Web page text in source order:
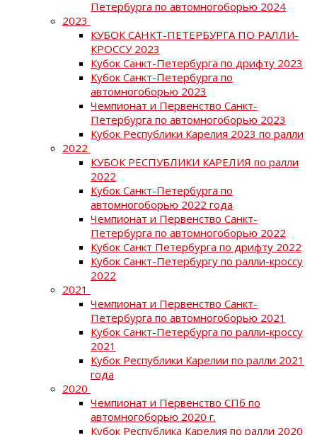
Петербурга по автомногоборью 2024
2023
КУБОК САНКТ-ПЕТЕРБУРГА ПО РАЛЛИ-
КРОССУ 2023
Кубок Санкт-Петербурга по дрифту 2023
Кубок Санкт-Петербурга по
автомногоборью 2023
Чемпионат и Первенство Санкт-
Петербурга по автомногоборью 2023
Кубок Республики Карелия 2023 по ралли
2022
КУБОК РЕСПУБЛИКИ КАРЕЛИЯ по ралли
2022
Кубок Санкт-Петербурга по
автомногоборью 2022 года
Чемпионат и Первенство Санкт-
Петербурга по автомногоборью 2022
Кубок Санкт Петербурга по дрифту 2022
Кубок Санкт-Петербургу по ралли-кроссу
2022
2021
Чемпионат и Первенство Санкт-
Петербурга по автомногоборью 2021
Кубок Санкт-Петербурга по ралли-кроссу
2021
Кубок Республики Карелии по ралли 2021
года
2020
Чемпионат и Первенство СПб по
автомногоборью 2020 г.
Кубок Республика Карелия по ралли 2020